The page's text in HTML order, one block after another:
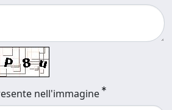
nell'immagine